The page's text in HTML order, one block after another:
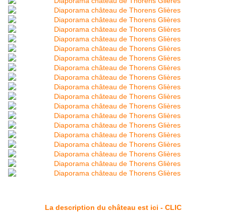
La description du château est ici - CLIC